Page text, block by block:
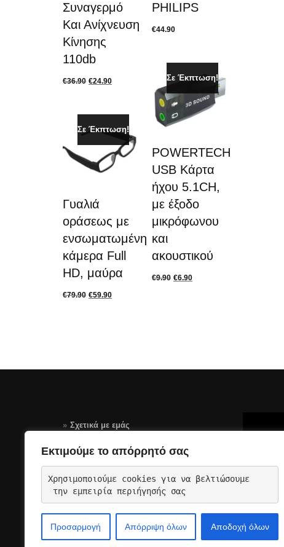
Εκτιμούμε το απόρρητό σας
Χρησιμοποιούμε cookies για να βελτιώσουμε
την εμπειρία περιήγησής σας
Προσαρμογή Απόρριψη όλων Αποδοχή όλων
Συναγερμό
Και Ανίχνευση
Κίνησης
110db
€36.90 €24.90
Σε Έκπτωση!
Γυαλιά
οράσεως με
ενσωματωμένη
κάμερα Full
HD, μαύρα
€79.90 €59.90
PHILIPS
€44.90
Σε Έκπτωση!
POWERTECH
USB Κάρτα
ήχου 5.1CH,
με έξοδο
μικρόφωνου
και
ακουστικού
€9.90 €6.90
Σχετικά με εμάς
Τρόποι Πληρωμής
Όροι Χρήσης Σελίδας-GDPR
Επικοινωνια